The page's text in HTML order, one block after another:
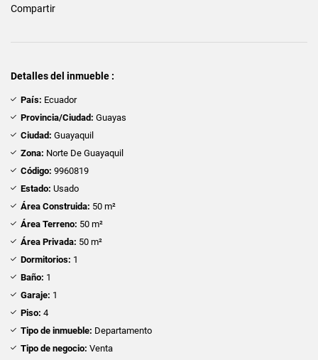
Compartir
Detalles del inmueble :
País: Ecuador
Provincia/Ciudad: Guayas
Ciudad: Guayaquil
Zona: Norte De Guayaquil
Código: 9960819
Estado: Usado
Área Construida: 50 m²
Área Terreno: 50 m²
Área Privada: 50 m²
Dormitorios: 1
Baño: 1
Garaje: 1
Piso: 4
Tipo de inmueble: Departamento
Tipo de negocio: Venta